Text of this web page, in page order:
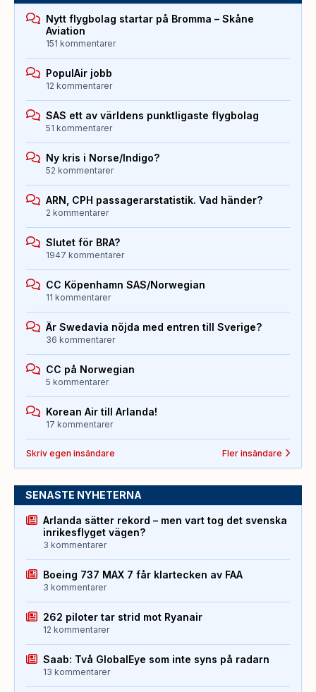
Nytt flygbolag startar på Bromma – Skåne
Aviation
151 kommentarer
PopulAir jobb
12 kommentarer
SAS ett av världens punktligaste flygbolag
51 kommentarer
Ny kris i Norse/Indigo?
52 kommentarer
ARN, CPH passagerarstatistik. Vad händer?
2 kommentarer
Slutet för BRA?
1947 kommentarer
CC Köpenhamn SAS/Norwegian
11 kommentarer
Är Swedavia nöjda med entren till Sverige?
36 kommentarer
CC på Norwegian
5 kommentarer
Korean Air till Arlanda!
17 kommentarer
Skriv egen insändare Fler insändare
SENASTE NYHETERNA
Arlanda sätter rekord – men vart tog det svenska
inrikesflyget vägen?
3 kommentarer
Boeing 737 MAX 7 får klartecken av FAA
3 kommentarer
262 piloter tar strid mot Ryanair
12 kommentarer
Saab: Två GlobalEye som inte syns på radarn
13 kommentarer